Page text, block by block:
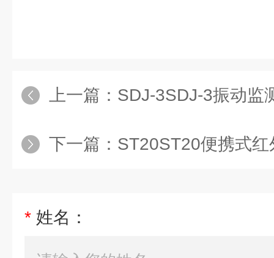
上一篇： SDJ-3SDJ-3振动监
下一篇： ST20ST20便携式红
* 姓名：